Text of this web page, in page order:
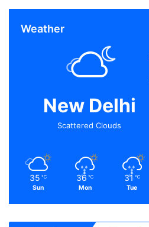
Weather
New Delhi
Scattered Clouds
35 ℃
Sun
36 ℃
Mon
31 ℃
Tue